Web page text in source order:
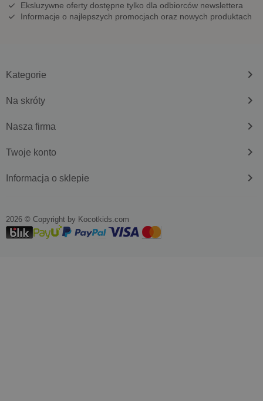
Eksluzywne oferty dostępne tylko dla odbiorców newslettera
Informacje o najlepszych promocjach oraz nowych produktach
Kategorie keyboard_arrow_right
Na skróty keyboard_arrow_right
Nasza firma keyboard_arrow_right
Twoje konto keyboard_arrow_right
Informacja o sklepie keyboard_arrow_right
2026 © Copyright by kocotkids.com